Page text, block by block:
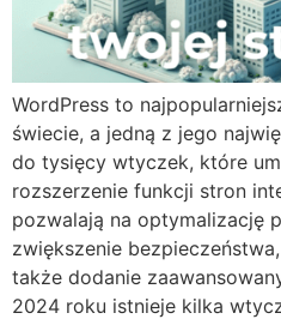
WordPress to
świecie, a jedną z jego
do tysięcy wtyczek, które
rozszerzenie funkcji stron
pozwalają na optymalizację
zwiększenie
także dodanie
2024 roku istnieje kilka